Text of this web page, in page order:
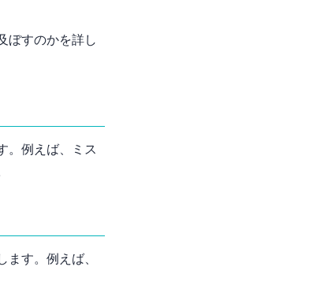
ぼすのかを詳し
。例えば、ミス
す。例えば、